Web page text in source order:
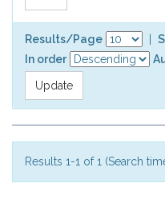
Results/Page
In order
Results 1-1 of 1 (Search